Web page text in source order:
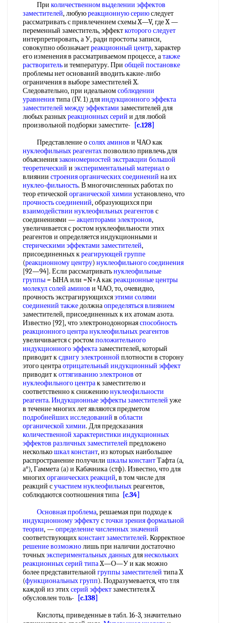
При количественном выделении эффектов
заместителей, любуюреакционную сериюследует
рассматривать с привлечением схемы X—V, где X —
переменный заместитель, эффекткоторого следует
интерпретировать, а У, ради простоты записи,
совокупно обозначаетреакционный центр, характер
его изменения в рассматриваемом процессе, атакже
растворительи температуру. При общей постановке
проблемы нет оснований вводить какие-либо
ограничения в выборе заместителей X.
Следовательно, при идеальномсоблюдении
уравнениятипа (IV. 1) дляиндукционного эффекта
заместителей между эффектами заместителей для
любых разныхреакционных серий и для любой
произвольной подборки заместите-
[c.128]
Представление осолях аминов и ЧАО как
нуклеофильных реагентахпозволило привлечь для
объяснениязакономерностей экстракции большой
теоретический и экспериментальный материало
влиянии строения органических соединений на их
нуклео-фильность. В многочисленных работах по
теор етической органической химии установлено, что
прочность соединений, образующихся при
взаимодействии нуклеофильных реагентов с
соединениями —акцепторами электронов,
увеличивается с ростом нуклеофильности этих
реагентов и определяется индукционными и
стерическими эффектами заместителей,
присоединенных креагирующей группе
(реакционному центру) нуклеофильного соединения
[92—94]. Если рассматриватьнуклеофильные
группы= ЫНА или =N+A какреакционные центры
молекулсолей аминов и ЧАО, то, очевидно,
прочность экстрагирующихсяэтими солями
соединений такжедолжнаопределяться влиянием
заместителей, присоединенных к их атомам азота.
Известно [92], что электронодонорнаяспособность
реакционного центрануклеофильных реагентов
увеличивается с ростомположительного
индукционного эффектазаместителей, который
приводит ксдвигу электронной плотности в сторону
этого центраотрицательный индукционный эффект
приводит коттягиванию электронов от
нуклеофильного центрак заместителю и
соответственно к снижениюнуклеофильности
реагента. Индукционные эффекты заместителей уже
в течение многих лет являются предметом
подробнейших исследований в области
органической химии. Для предсказания
количественной характеристики индукционных
эффектов различных заместителей предложено
несколькошкал констант, из которых наибольшее
распространение получили шкалы константТафта (а,
а°), Гаммета (а) и Кабачника (стф). Известно, что для
многихорганических реакций, в том числе для
реакций сучастием нуклеофильныхреагентов,
соблюдаются соотношения типа [c.34]
Основная проблема, решаемая при подходе к
индукционному эффектусточки зренияформальной
теории, —определение численных значений
соответствующихконстант заместителей. Корректное
решение возможнолишь при наличии достаточно
точныхэкспериментальных данныхдлянескольких
реакционныхсерий типаX—О—У и как можно
более представительной группы заместителей типа X
(функциональных групп). Подразумевается, что тля
каждой из этихсерий эффектзаместителя X
обусловлен толь-
[c.138]
Кислоты, приведенные в табл. 16-3, значительно